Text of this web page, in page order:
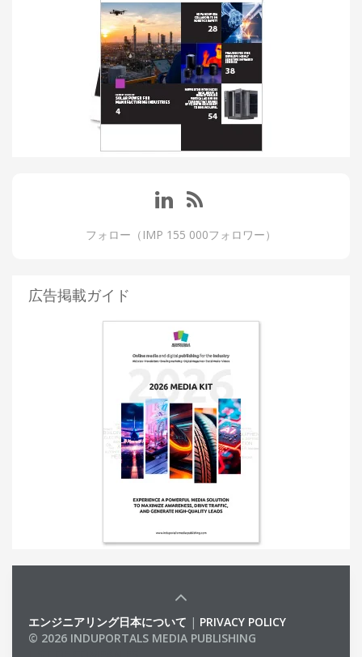
フォロー（IMP 155 000フォロワー）
広告掲載ガイド
エンジニアリング日本について | PRIVACY POLICY
© 2026 INDUPORTALS MEDIA PUBLISHING